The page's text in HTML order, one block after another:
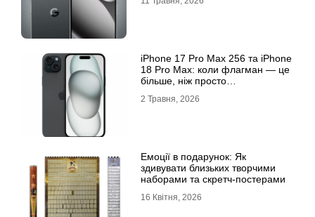
iРhone 17 Рro Мax 256 та iРhone
18 Рro Мax: коли флагман — це
більше, ніж просто
2 Травня, 2026
Емоції в подарунок: Як
здивувати близьких творчими
наборами та скретч-постерами
16 Квітня, 2026